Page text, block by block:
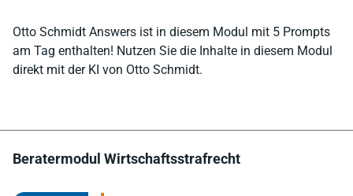
Otto Schmidt Answers ist in diesem Modul mit 5 Prompts
am Tag enthalten! Nutzen Sie die Inhalte in diesem Modul
direkt mit der KI von Otto Schmidt.
Beratermodul Wirtschaftsstrafrecht